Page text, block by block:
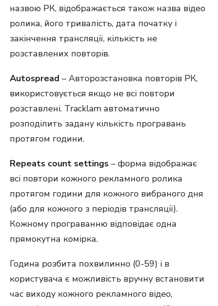
назвою РК, відображається також назва відео
ролика, його тривалість, дата початку і
закінчення трансляції, кількість не
розставлених повторів.
Autospread – Авторозстановка повторів РК,
використовується якщо не всі повтори
розставлені. Tracklam автоматично
розподілить задану кількість програвань
протягом години.
Repeats count settings – форма відображає
всі повтори кожного рекламного ролика
протягом години для кожного вибраного дня
(або для кожного з періодів трансляції).
Кожному програванню відповідає одна
прямокутна комірка.
Година розбита похвилинно (0-59) і в
користувача є можливість вручну встановити
час виходу кожного рекламного відео,